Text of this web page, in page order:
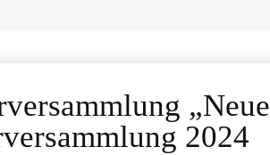
„Neue
2024